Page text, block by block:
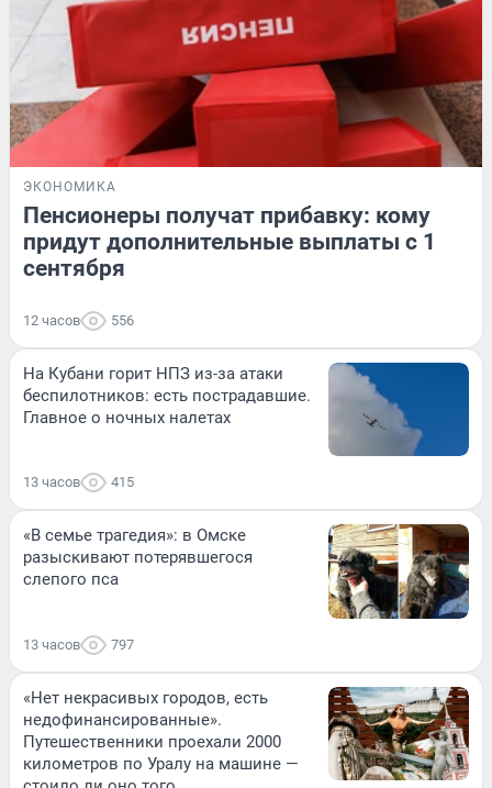
ЭКОНОМИКА
Пенсионеры получат прибавку: кому
придут дополнительные выплаты с 1
сентября
12 часов 556
На Кубани горит НПЗ из-за атаки
беспилотников: есть пострадавшие.
Главное о ночных налетах
13 часов 415
«В семье трагедия»: в Омске
разыскивают потерявшегося
слепого пса
13 часов 797
«Нет некрасивых городов, есть
недофинансированные».
Путешественники проехали 2000
километров по Уралу на машине —